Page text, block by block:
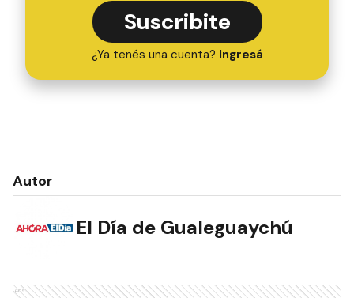
Suscribite
¿Ya tenés una cuenta? Ingresá
Autor
El Día de Gualeguaychú
Ads